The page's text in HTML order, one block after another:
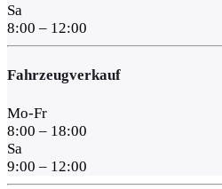
Sa
8:00 – 12:00
Fahrzeugverkauf
Mo-Fr
8:00 – 18:00
Sa
9:00 – 12:00